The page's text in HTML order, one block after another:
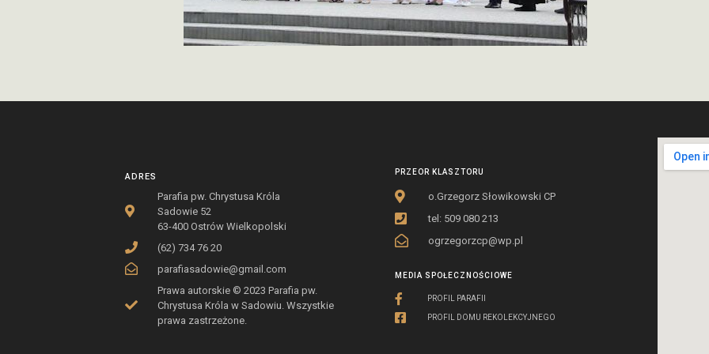
ADRES
Parafia pw. Chrystusa Króla
Sadowie 52
63-400 Ostrów Wielkopolski
(62) 734 76 20
parafiasadowie@gmail.com
Prawa autorskie © 2023 Parafia pw.
Chrystusa Króla w Sadowiu. Wszystkie
prawa zastrzeżone.
PRZEOR KLASZTORU
o.Grzegorz Słowikowski CP
tel: 509 080 213
ogrzegorzcp@wp.pl
MEDIA SPOŁECZNOŚCIOWE
PROFIL PARAFII
PROFIL DOMU REKOLEKCYJNEGO